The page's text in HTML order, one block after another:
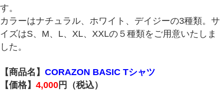
す。
カラーはナチュラル、ホワイト、デイジーの3種類。サ
イズはS、M、L、XL、XXLの５種類をご用意いたしま
した。
【商品名】 CORAZON BASIC Tシャツ
【価格】 4,000 円（税込）